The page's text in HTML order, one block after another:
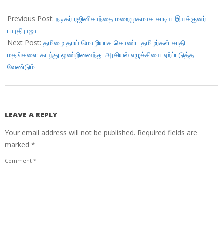
05-
02
Previous Post: நடிகர் ரஜினிகாந்தை மறைமுகமாக சாடிய இயக்குனர்
பாரதிராஜா
Next Post: தமிழை தாய் மொழியாக கொண்ட தமிழர்கள் சாதி
மதங்களை கடந்து ஒண்றினைந்து அரசியல் எழுச்சியை ஏற்ப்படுத்த
வேண்டும்
LEAVE A REPLY
Your email address will not be published. Required fields are
marked *
Comment *